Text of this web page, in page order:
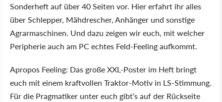
Sonderheft auf über 40 Seiten vor. Hier erfahrt ihr alles
über Schlepper, Mähdrescher, Anhänger und sonstige
Agrarmaschinen. Und dazu zeigen wir euch, mit welcher
Peripherie auch am PC echtes Feld-Feeling aufkommt.
Apropos Feeling: Das große XXL-Poster im Heft bringt
euch mit einem kraftvollen Traktor-Motiv in LS-Stimmung.
Für die Pragmatiker unter euch gibt’s auf der Rückseite